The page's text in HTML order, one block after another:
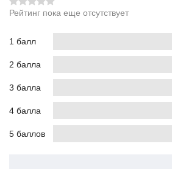
Рейтинг пока еще отсутствует
1 балл
2 балла
3 балла
4 балла
5 баллов